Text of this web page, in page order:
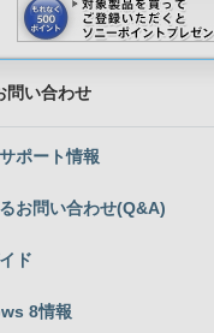
問い合わせ
ポート情報
お問い合わせ(Q&A)
ド
8情報